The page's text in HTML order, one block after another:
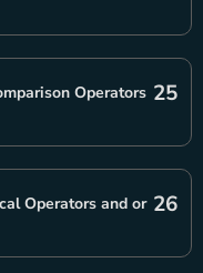
25
Operators
26
Operators and or